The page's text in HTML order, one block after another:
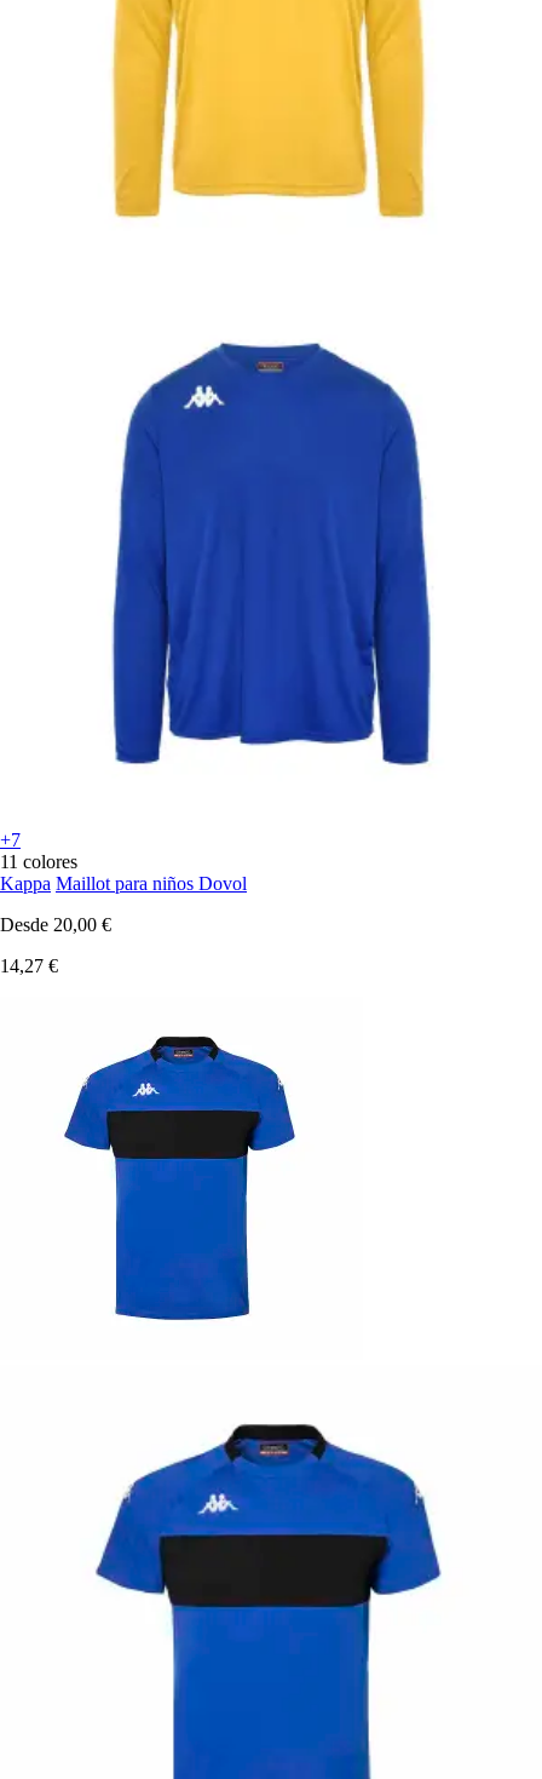
+7
11 colores
Kappa Maillot para niños Dovol
Desde 20,00 €
14,27 €